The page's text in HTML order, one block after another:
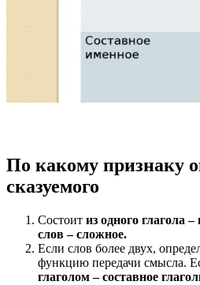
По какому признаку
сказуемого
Состоит из одного глагола
слов – сложное.
Если слов более двух,
функцию передачи смысла.
глаголом – составное